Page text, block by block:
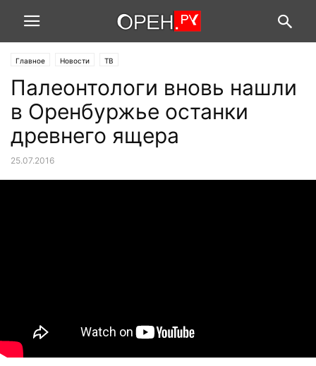
Главное Новости ТВ
Палеонтологи вновь нашли
в Оренбуржье останки
древнего ящера
25.07.2016